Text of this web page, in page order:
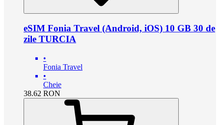
eSIM Fonia Travel (Android, iOS) 10 GB 30 de
zile TURCIA
•
Fonia Travel
•
Cheie
38.62 RON